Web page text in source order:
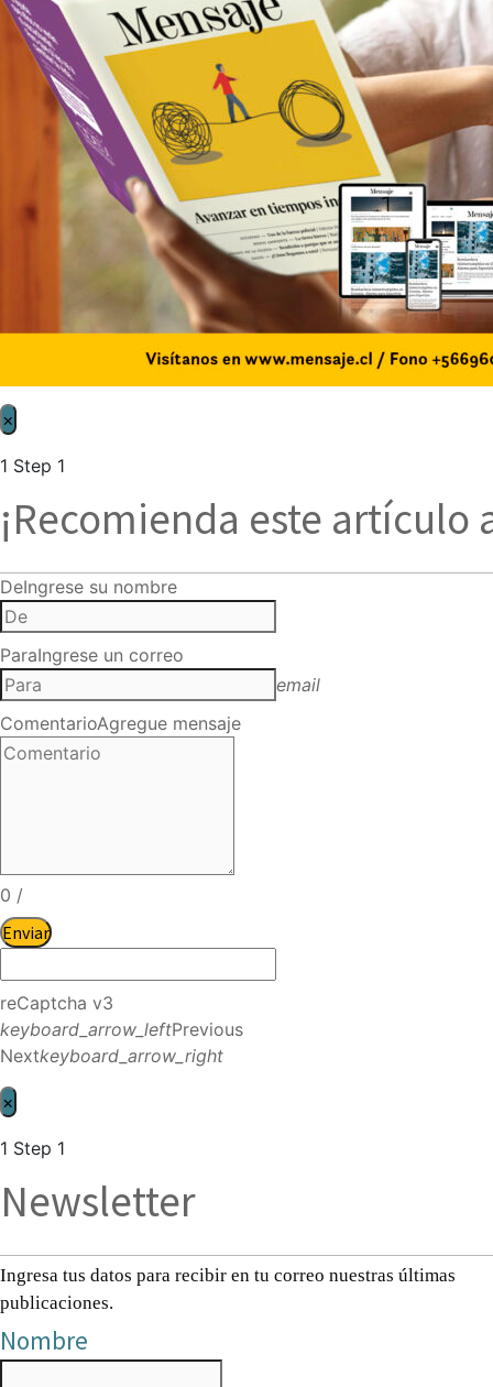
×
1 Step 1
¡Recomienda este artículo
DeIngrese su nombre
ParaIngrese un correo
email
ComentarioAgregue mensaje
0 /
Enviar
reCaptcha v3
keyboard_arrow_leftPrevious
Nextkeyboard_arrow_right
×
1 Step 1
Newsletter
Ingresa tus datos para recibir en tu correo nuestras últimas
publicaciones.
Nombre